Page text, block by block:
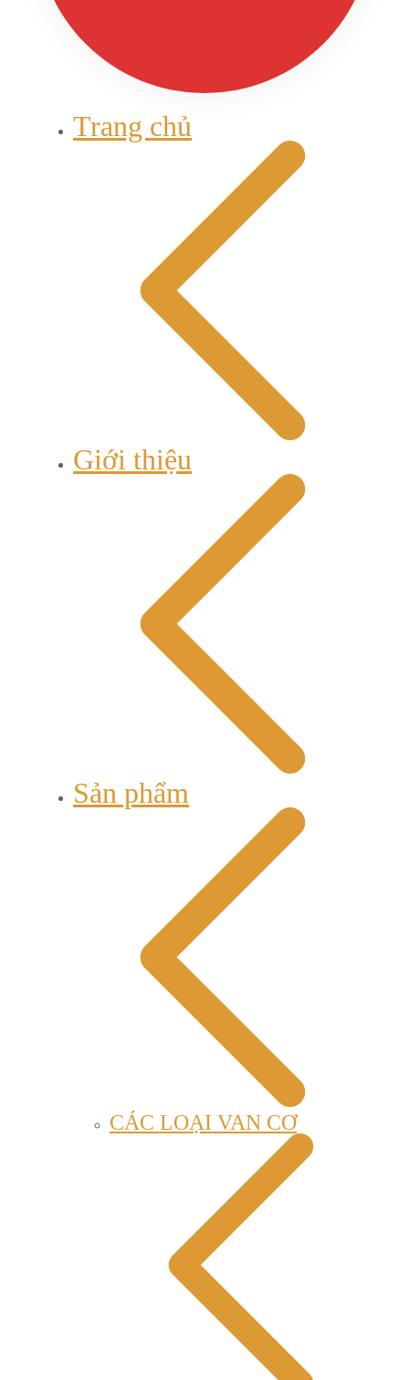
Trang chủ
Giới thiệu
Sản phẩm
CÁC LOẠI VAN CƠ